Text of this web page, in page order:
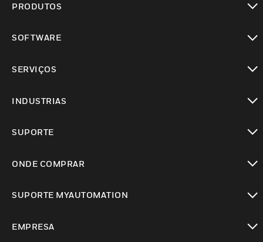
PRODUTOS
SOFTWARE
SERVIÇOS
INDUSTRIAS
SUPORTE
ONDE COMPRAR
SUPORTE MYAUTOMATION
EMPRESA